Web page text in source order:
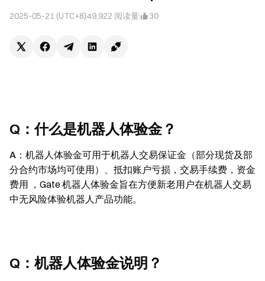
2025-05-21 (UTC+8)49,922 阅读量 30
Q：什么是机器人体验金？
A： 机器人体验金可用于机器人交易保证金（部分现货及部
分合约市场均可使用）、抵扣账户亏损，交易手续费，资金
费用 ，Gate 机器人体验金旨在方便新老用户在机器人交易
中无风险体验机器人产品功能。
Q：机器人体验金说明？